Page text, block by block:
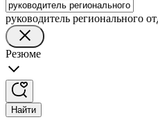
руководитель регионального
Резюме
Найти